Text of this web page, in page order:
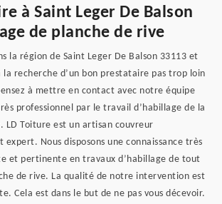
à Saint Leger De Balson
de planche de rive
la région de Saint Leger De Balson 33113 et
la recherche d’un bon prestataire pas trop loin
à mettre en contact avec notre équipe
professionnel par le travail d’habillage de la
LD Toiture est un artisan couvreur
expert. Nous disposons une connaissance très
et pertinente en travaux d’habillage de tout
de rive. La qualité de notre intervention est
Cela est dans le but de ne pas vous décevoir.